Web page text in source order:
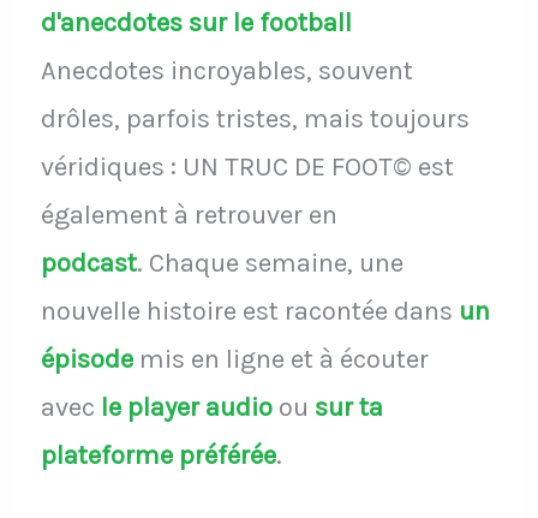
d'anecdotes sur le football
Anecdotes incroyables, souvent
drôles, parfois tristes, mais toujours
véridiques : UN TRUC DE FOOT© est
également à retrouver en
podcast. Chaque semaine, une
nouvelle histoire est racontée dans un
épisodemis en ligne et à écouter
avec le player audio ou sur ta
plateforme préférée.